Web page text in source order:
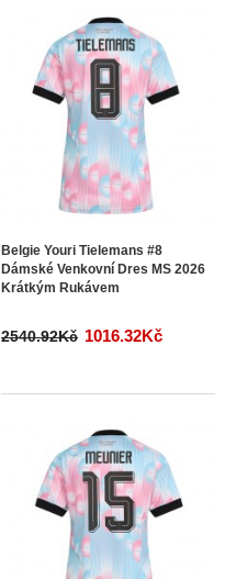
Belgie Youri Tielemans #8
Dámské Venkovní Dres MS 2026
Krátkým Rukávem
2540.92Kč 1016.32Kč